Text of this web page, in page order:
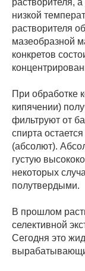
низкой
растворителя
мазеобразной
конкретов
При обработке
кипячении)
фильтруют от
спирта
(абсолют).
густую
некоторых
полутвердыми.
В прошлом
селективной
Сегодня это